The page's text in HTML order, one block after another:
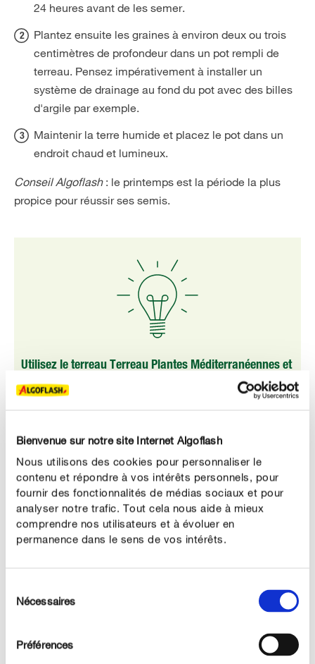
Bienvenue sur notre site Internet Algoflash
Nous utilisons des cookies pour personnaliser le
contenu et répondre à vos intérêts personnels, pour
fournir des fonctionnalités de médias sociaux et pour
analyser notre trafic. Tout cela nous aide à mieux
comprendre nos utilisateurs et à évoluer en
permanence dans le sens de vos intérêts.
duNécessaires
Préférences
24 heures avant de les semer.
Plantez ensuite les graines à environ deux ou trois
centimètres de profondeur dans un pot rempli de
terreau. Pensez impérativement à installer un
système de drainage au fond du pot avec des billes
d'argile par exemple.
Maintenir la terre humide et placez le pot dans un
endroit chaud et lumineux.
Conseil Algoflash: le printemps est la période la plus
propice pour réussir ses semis.
Utilisez le terreau Terreau Plantes Méditerranéennes et
Agrumes Algoflash
stockage et la bonne libération des nutriments tout en
régulant le taux d'humidité.
Entretien : voici comment procéder (arrosage, fertilisation,
1. À quelle fréquence faut-il arroser les bougainvilliers ?